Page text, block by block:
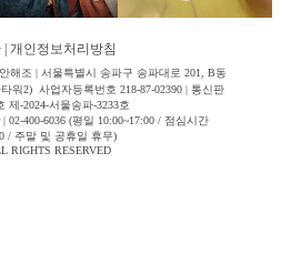
개인정보처리방침
해조 | 서울특별시 송파구 송파대로 201, B동
워2) 사업자등록번호 218-87-02390 | 통신판
제-2024-서울송파-3233호
02-400-6036 (평일 10:00~17:00 / 점심시간
/ 주말 및 공휴일 휴무)
RIGHTS RESERVED